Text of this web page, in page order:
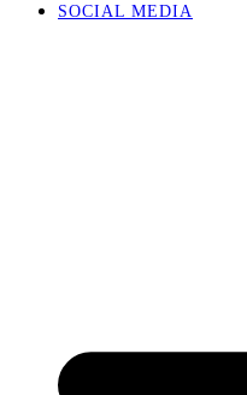
SOCIAL MEDIA